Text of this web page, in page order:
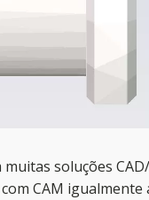
soluções
CAM